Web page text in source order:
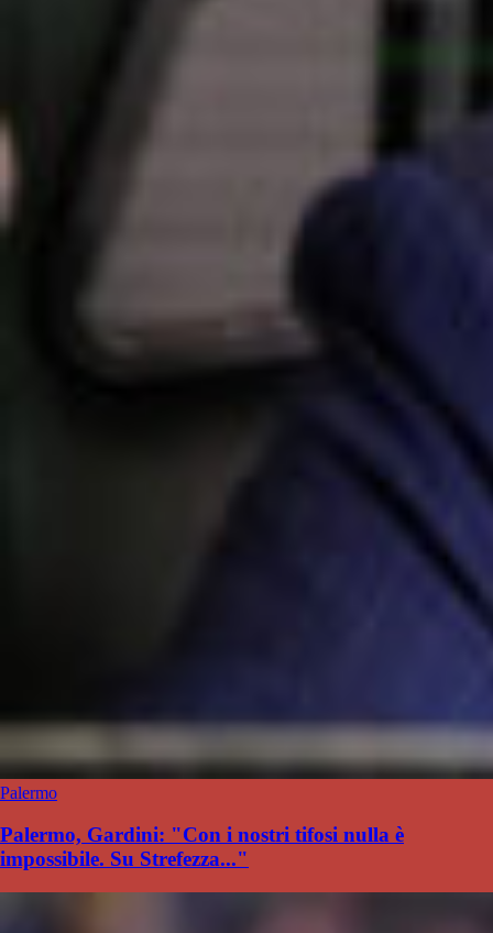
Palermo
Palermo, Gardini: "Con i nostri tifosi nulla è
impossibile. Su Strefezza..."